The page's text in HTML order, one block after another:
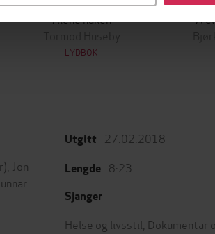
Alene naken
LYDBOK
Å
Jon
Utgitt 27.02.2018
Lengde 8:23
Sjanger
Helse og livsstil Dokumentar